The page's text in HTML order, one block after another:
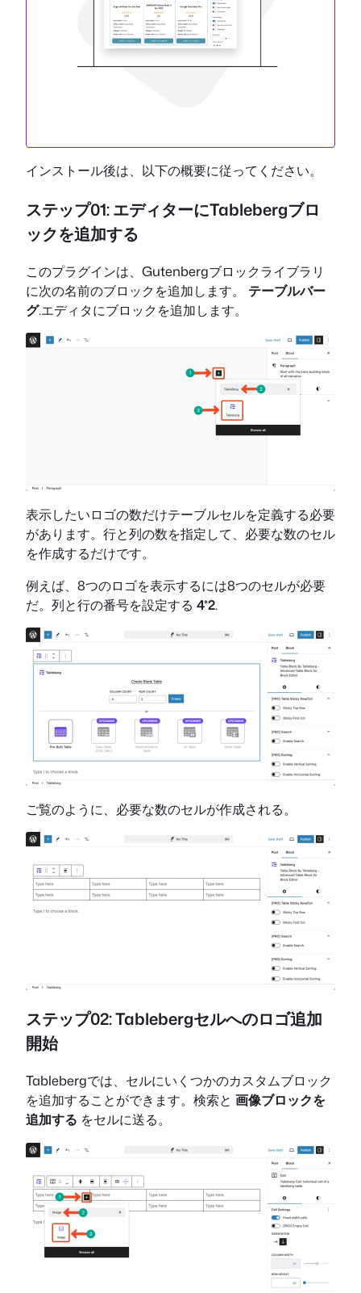
インストール後は、以下の概要に従ってください。
ステップ01: エディターにTablebergブロ
ックを追加する
このプラグインは、Gutenbergブロックライブラリ
に次の名前のブロックを追加します。 テーブルバー
グ.エディタにブロックを追加します。
表示したいロゴの数だけテーブルセルを定義する必要
があります。行と列の数を指定して、必要な数のセル
を作成するだけです。
例えば、8つのロゴを表示するには8つのセルが必要
だ。列と行の番号を設定する 4*2.
ご覧のように、必要な数のセルが作成される。
ステップ02: Tablebergセルへのロゴ追加
開始
Tablebergでは、セルにいくつかのカスタムブロック
を追加することができます。検索と 画像ブロックを
追加する をセルに送る。